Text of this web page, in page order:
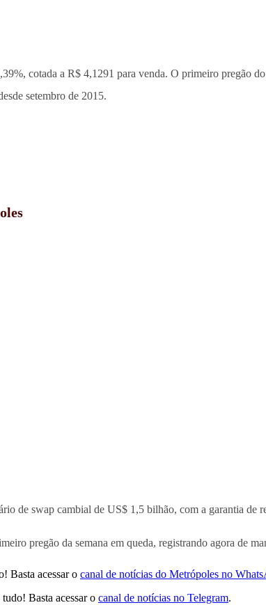
cotada a R$ 4,1291 para venda. O primeiro pregão
setembro de 2015.
de swap cambial de US$ 1,5 bilhão, com a garantia de
pregão da semana em queda, registrando agora de
Basta acessar o canal de notícias do Metrópoles no
Basta acessar o canal de notícias no Telegram.